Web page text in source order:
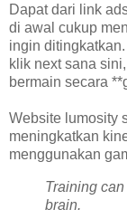
Dapat dari link
di awal cukup
ingin ditingkatkan.
klik next sana
bermain secara
Website lumosity
meningkatkan
menggunakan
Training
brain.